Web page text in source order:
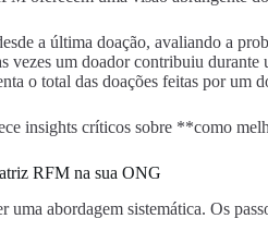
a última doação, avaliando a
vezes um doador contribuiu
o total das doações feitas por um
insights críticos sobre **como
RFM na sua ONG
abordagem sistemática. Os